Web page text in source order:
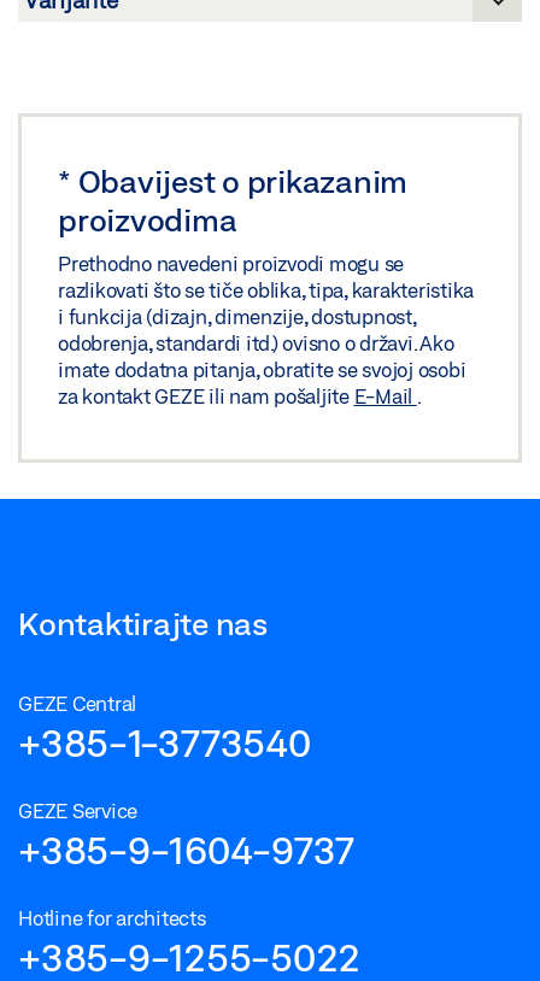
Podijeli
* Obavijest o prikazanim
proizvodima
Prethodno navedeni proizvodi mogu se
razlikovati što se tiče oblika, tipa, karakteristika
i funkcija (dizajn, dimenzije, dostupnost,
odobrenja, standardi itd.) ovisno o državi. Ako
imate dodatna pitanja, obratite se svojoj osobi
za kontakt GEZE ili nam pošaljite E-Mail .
Kontaktirajte nas
GEZE Central
+385-1-3773540
GEZE Service
+385-9-1604-9737
Hotline for architects
+385-9-1255-5022